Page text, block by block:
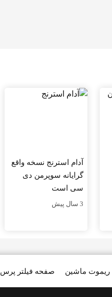
آدام استرنج نسخه واقع
گرایانه سوپرمن دی
سی است
3 سال پیش
صفحه فیلتر پرس ریموت ماشین